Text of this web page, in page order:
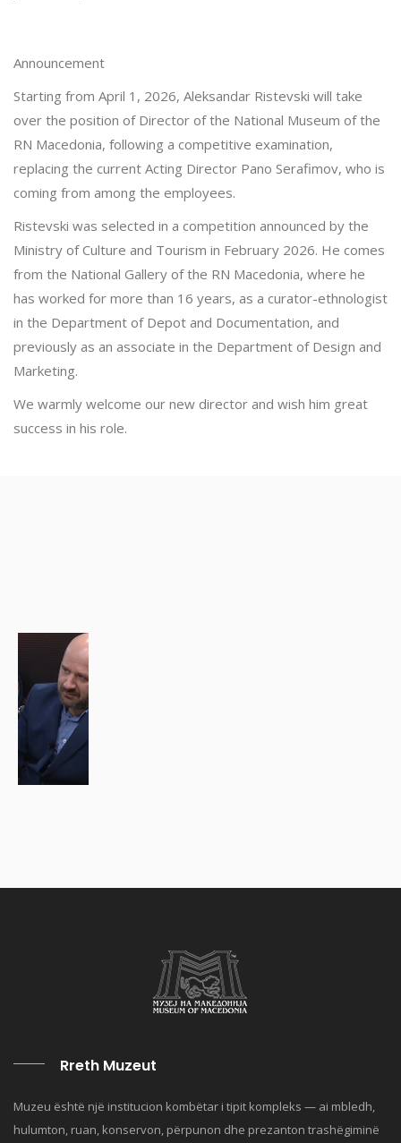
Announcement
Starting from April 1, 2026, Aleksandar Ristevski will take
over the position of Director of the National Museum of the
RN Macedonia, following a competitive examination,
replacing the current Acting Director Pano Serafimov, who is
coming from among the employees.
Ristevski was selected in a competition announced by the
Ministry of Culture and Tourism in February 2026. He comes
from the National Gallery of the RN Macedonia, where he
has worked for more than 16 years, as a curator-ethnologist
in the Department of Depot and Documentation, and
previously as an associate in the Department of Design and
Marketing.
We warmly welcome our new director and wish him great
success in his role.
Rreth Muzeut
Muzeu është një institucion kombëtar i tipit kompleks — ai mbledh,
hulumton, ruan, konservon, përpunon dhe prezanton trashëgiminë